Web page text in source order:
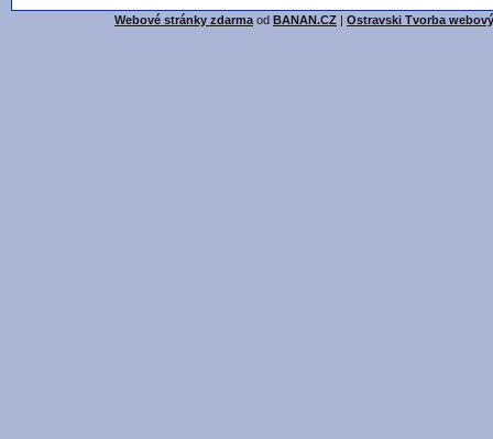
Webové stránky zdarma od BANAN.CZ | Ostravski Tvorba